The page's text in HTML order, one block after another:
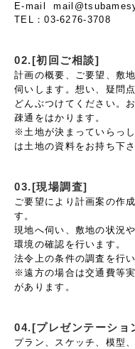
E-mail
TEL：03-6276-3708
02.[初回ご相談]
計画の概要、ご要望、敷
伺いします。想い、疑問
どんぶつけてください。
疎通をはかります。
※土地が決まっていらっ
は土地の資料をお持ち下さ
03.[現場調査]
ご要望により計画案の作
す。
現地へ伺い、敷地の状況
環境の確認を行います。
法令上の条件の調査を行い
※遠方の場合は交通費等
があります。
04.[プレゼンテーショ
プラン、スケッチ、模型